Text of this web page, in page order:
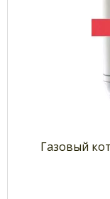
Газовый